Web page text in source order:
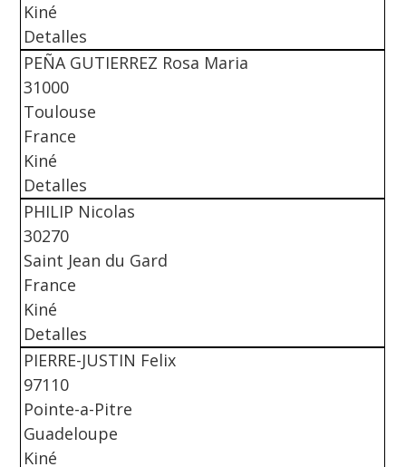
Kiné
Detalles
PEÑA GUTIERREZ Rosa Maria
31000
Toulouse
France
Kiné
Detalles
PHILIP Nicolas
30270
Saint Jean du Gard
France
Kiné
Detalles
PIERRE-JUSTIN Felix
97110
Pointe-a-Pitre
Guadeloupe
Kiné